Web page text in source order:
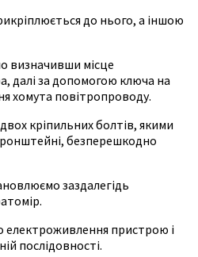
до нього, а іншою
визначивши місце
далі за допомогою ключа на
хомута повітропроводу.
кріпильних болтів, якими
безперешкодно
заздалегідь
електроживлення пристрою і
послідовності.